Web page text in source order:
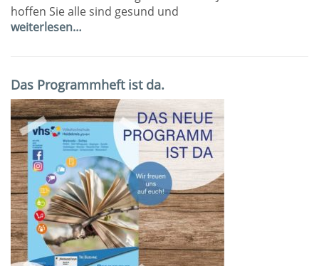
hoffen Sie alle sind gesund und
weiterlesen…
Das Programmheft ist da.